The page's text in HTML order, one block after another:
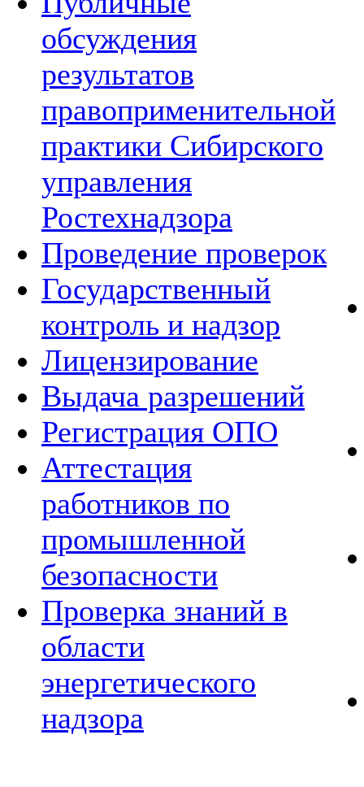
обсуждения
результатов
правоприменительной
практики Сибирского
управления
Ростехнадзора
Проведение проверок
Государственный
контроль и надзор
Лицензирование
Выдача разрешений
Регистрация ОПО
Аттестация
работников по
промышленной
безопасности
Проверка знаний в
области
энергетического
надзора